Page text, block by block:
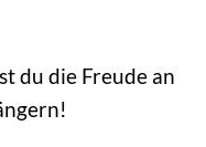
du die Freude an